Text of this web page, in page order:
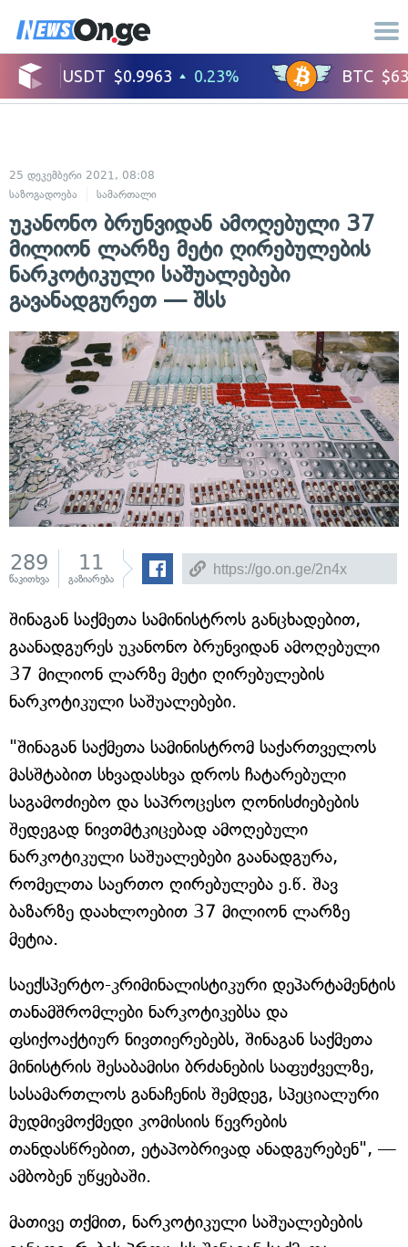
25 დეკემბერი 2021, 08:08
საზოგადოება
სამართალი
უკანონო ბრუნვიდან ამოღებული 37
მილიონ ლარზე მეტი ღირებულების
ნარკოტიკული საშუალებები
გავანადგურეთ — შსს
289
წაკითხვა
11
გაზიარება
შინაგან საქმეთა სამინისტროს განცხადებით,
გაანადგურეს უკანონო ბრუნვიდან ამოღებული
37 მილიონ ლარზე მეტი ღირებულების
ნარკოტიკული საშუალებები.
"შინაგან საქმეთა სამინისტრომ საქართველოს
მასშტაბით სხვადასხვა დროს ჩატარებული
საგამოძიებო და საპროცესო ღონისძიებების
შედეგად ნივთმტკიცებად ამოღებული
ნარკოტიკული საშუალებები გაანადგურა,
რომელთა საერთო ღირებულება ე.წ. შავ
ბაზარზე დაახლოებით 37 მილიონ ლარზე
მეტია.
საექსპერტო-კრიმინალისტიკური დეპარტამენტის
თანამშრომლები ნარკოტიკებსა და
ფსიქოაქტიურ ნივთიერებებს, შინაგან საქმეთა
მინისტრის შესაბამისი ბრძანების საფუძველზე,
სასამართლოს განაჩენის შემდეგ, სპეციალური
მუდმივმოქმედი კომისიის წევრების
თანდასწრებით, ეტაპობრივად ანადგურებენ", —
ამბობენ უწყებაში.
მათივე თქმით, ნარკოტიკული საშუალებების